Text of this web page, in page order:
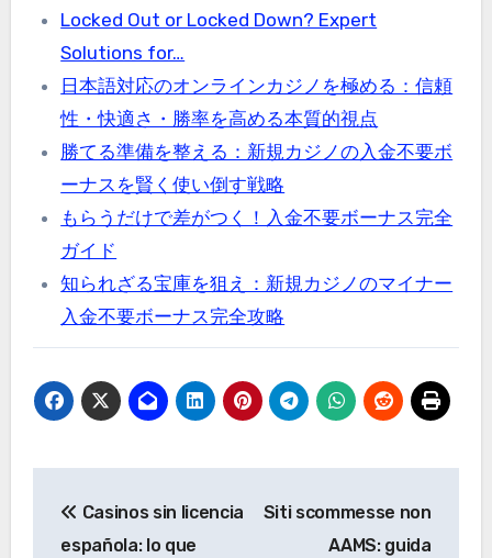
Locked Out or Locked Down? Expert
Solutions for…
日本語対応のオンラインカジノを極める：信頼
性・快適さ・勝率を高める本質的視点
勝てる準備を整える：新規カジノの入金不要ボ
ーナスを賢く使い倒す戦略
もらうだけで差がつく！入金不要ボーナス完全
ガイド
知られざる宝庫を狙え：新規カジノのマイナー
入金不要ボーナス完全攻略
navigation
Casinos sin licencia
española: lo que
Siti scommesse non
AAMS: guida